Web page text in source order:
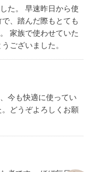
た。
早速昨日から使
で、踏んだ際もとても
家族で使わせていた
ございました。
今も快適に使ってい
どうぞよろしくお願